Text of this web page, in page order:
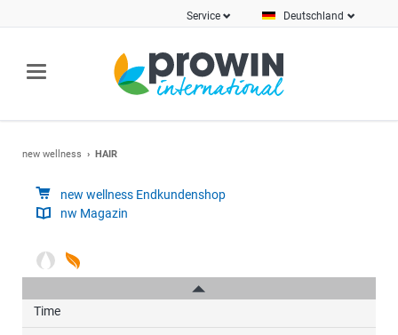
Deutschland
Service
new wellness HAIR
new wellness Endkundenshop
nw Magazin
Neuheiten
GWNC
Time